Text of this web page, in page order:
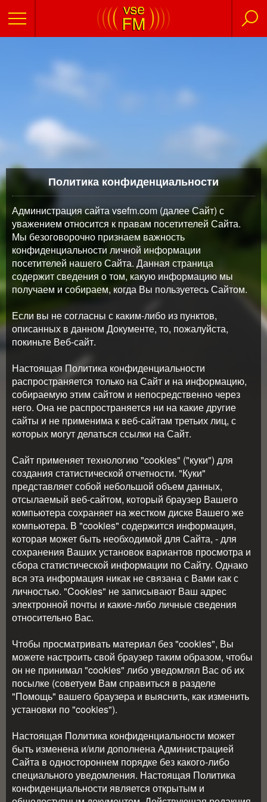
Политика конфиденциальности
Администрация сайта vsefm.com (далее Сайт) с
уважением относится к правам посетителей Сайта.
Мы безоговорочно признаем важность
конфиденциальности личной информации
посетителей нашего Сайта. Данная страница
содержит сведения о том, какую информацию мы
получаем и собираем, когда Вы пользуетесь Сайтом.
Если вы не согласны с каким-либо из пунктов,
описанных в данном Документе, то, пожалуйста,
покиньте Веб-сайт.
Настоящая Политика конфиденциальности
распространяется только на Сайт и на информацию,
собираемую этим сайтом и непосредственно через
него. Она не распространяется ни на какие другие
сайты и не применима к веб-сайтам третьих лиц, с
которых могут делаться ссылки на Сайт.
Сайт применяет технологию "cookies" ("куки") для
создания статистической отчетности. "Куки"
представляет собой небольшой объем данных,
отсылаемый веб-сайтом, который браузер Вашего
компьютера сохраняет на жестком диске Вашего же
компьютера. В "cookies" содержится информация,
которая может быть необходимой для Сайта, - для
сохранения Ваших установок вариантов просмотра и
сбора статистической информации по Сайту. Однако
вся эта информация никак не связана с Вами как с
личностью. "Cookies" не записывают Ваш адрес
электронной почты и какие-либо личные сведения
относительно Вас.
Чтобы просматривать материал без "cookies", Вы
можете настроить свой браузер таким образом, чтобы
он не принимал "cookies" либо уведомлял Вас об их
посылке (советуем Вам справиться в разделе
"Помощь" вашего браузера и выяснить, как изменить
установки по "cookies").
Настоящая Политика конфиденциальности может
быть изменена и/или дополнена Администрацией
Сайта в одностороннем порядке без какого-либо
специального уведомления. Настоящая Политика
конфиденциальности является открытым и